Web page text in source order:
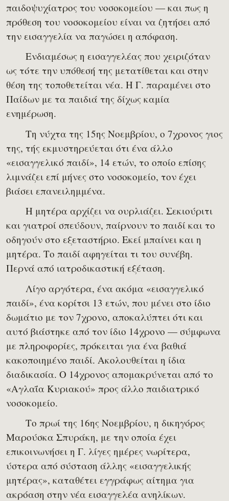
παιδοψυχίατρος του νοσοκομείου — και πως η
πρόθεση του νοσοκομείου είναι να ζητήσει από
την εισαγγελία να παγώσει η απόφαση.
Ενδιαμέσως η εισαγγελέας που χειριζόταν
ως τότε την υπόθεσή της μετατίθεται και στην
θέση της τοποθετείται νέα. Η Γ. παραμένει στο
Παίδων με τα παιδιά της δίχως καμία
ενημέρωση.
Τη νύχτα της 15ης Νοεμβρίου, ο 7χρονος γιος
της, τής εκμυστηρεύεται ότι ένα άλλο
«εισαγγελικό παιδί», 14 ετών, το οποίο επίσης
λιμνάζει επί μήνες στο νοσοκομείο, τον έχει
βιάσει επανειλημμένα.
Η μητέρα αρχίζει να ουρλιάζει. Σεκιούριτι
και γιατροί σπεύδουν, παίρνουν το παιδί και το
οδηγούν στο εξεταστήριο. Εκεί μπαίνει και η
μητέρα. Το παιδί αφηγείται τι του συνέβη.
Περνά από ιατροδικαστική εξέταση.
Λίγο αργότερα, ένα ακόμα «εισαγγελικό
παιδί», ένα κορίτσι 13 ετών, που μένει στο ίδιο
δωμάτιο με τον 7χρονο, αποκαλύπτει ότι και
αυτό βιάστηκε από τον ίδιο 14χρονο — σύμφωνα
με πληροφορίες, πρόκειται για ένα βαθιά
κακοποιημένο παιδί. Ακολουθείται η ίδια
διαδικασία. Ο 14χρονος απομακρύνεται από το
«Αγλαΐα Κυριακού» προς άλλο παιδιατρικό
νοσοκομείο.
Το πρωί της 16ης Νοεμβρίου, η δικηγόρος
Μαρούσκα Σπυράκη, με την οποία έχει
επικοινωνήσει η Γ. λίγες ημέρες νωρίτερα,
ύστερα από σύσταση άλλης «εισαγγελικής
μητέρας», καταθέτει εγγράφως αίτημα για
ακρόαση στην νέα εισαγγελέα ανηλίκων.